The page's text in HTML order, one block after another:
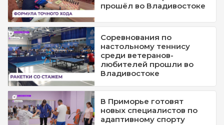
прошёл во Владивостоке
Соревнования по
настольному теннису
среди ветеранов-
любителей прошли во
Владивостоке
В Приморье готовят
новых специалистов по
адаптивному спорту